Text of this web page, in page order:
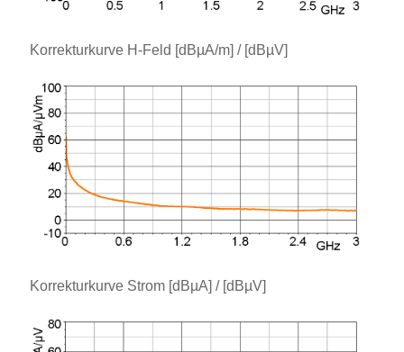
Korrekturkurve H-Feld [dBµA/m] / [dBµV]
Korrekturkurve Strom [dBµA] / [dBµV]